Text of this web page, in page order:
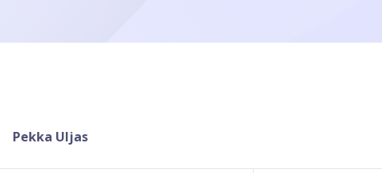
Pekka Uljas